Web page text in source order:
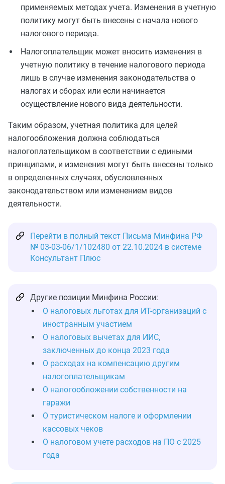
применяемых методах учета. Изменения в учетную
политику могут быть внесены с начала нового
налогового периода.
Налогоплательщик может вносить изменения в
учетную политику в течение налогового периода
лишь в случае изменения законодательства о
налогах и сборах или если начинается
осуществление нового вида деятельности.
Таким образом, учетная политика для целей
налогообложения должна соблюдаться
налогоплательщиком в соответствии с едиными
принципами, и изменения могут быть внесены только
в определенных случаях, обусловленных
законодательством или изменением видов
деятельности.
Перейти в полный текст Письма Минфина РФ
№ 03-03-06/1/102480 от 22.10.2024 в системе
Консультант Плюс
Другие позиции Минфина России:
О налоговых льготах для ИТ-организаций с
иностранным участием
О налоговых вычетах для ИИС,
заключенных до конца 2023 года
О расходах на компенсацию другим
налогоплательщикам
О налогообложении собственности на
гаражи
О туристическом налоге и оформлении
кассовых чеков
О налоговом учете расходов на ПО с 2025
года